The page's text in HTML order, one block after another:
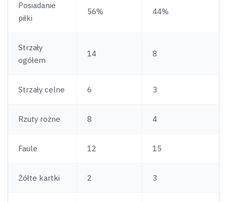
Posiadanie
piłki
56% 44%
Strzały
ogółem
14 8
Strzały celne 6 3
Rzuty rożne 8 4
Faule 12 15
Żółte kartki 2 3